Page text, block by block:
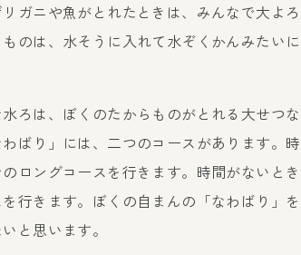
ガニや魚がとれたときは、みんなで大よ
のは、水そうに入れて水ぞくかんみたい
ろは、ぼくのたからものがとれる大せつ
ばり」には、二つのコースがあります。時
ロングコースを行きます。時間がないと
行きます。ぼくの自まんの「なわばり」
と思います。